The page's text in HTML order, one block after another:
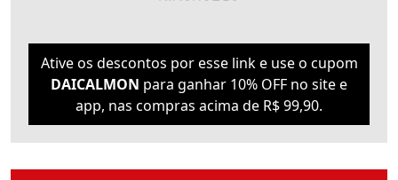
Ative os descontos por esse link e use o cupom
DAICALMON para ganhar 10% OFF no site e
app, nas compras acima de R$ 99,90.